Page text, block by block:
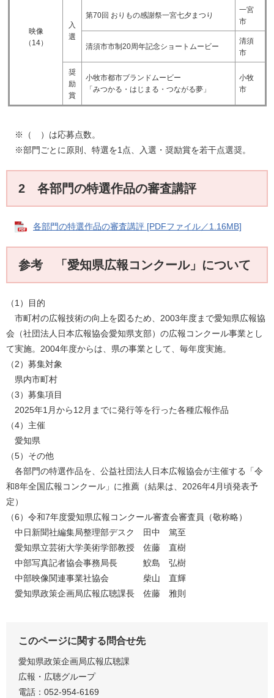
映像
（14）
入
選
第70回 おりもの感謝祭一宮七夕まつり​
一宮
市
清須市市制20周年記念ショートムービー​
清須
市
奨
励
賞
小牧市都市ブランドムービー
「みつかる・はじまる・つながる夢」
小牧
市
※（ ）は応募点数。
※部門ごとに原則、特選を1点、入選・奨励賞を若干点選奨。
2 各部門の特選作品の審査講評
各部門の特選作品の審査講評 [PDFファイル／1.16MB]
参考 「愛知県広報コンクール」について
（1）目的
市町村の広報技術の向上を図るため、2003年度まで愛知県広報協
会（社団法人日本広報協会愛知県支部）の広報コンクール事業とし
て実施。2004年度からは、県の事業として、毎年度実施。
（2）募集対象
県内市町村
（3）募集項目
2025年1月から12月までに発行等を行った各種広報作品
（4）主催
愛知県
（5）その他
各部門の特選作品を、公益社団法人日本広報協会が主催する「令
和8年全国広報コンクール」に推薦（結果は、2026年4月頃発表予
定）
（6）令和7年度愛知県広報コンクール審査会審査員（敬称略）
中日新聞社編集局整理部デスク 田中 篤至
​愛知県立芸術大学美術学部教授 佐藤 直樹
中部写真記者協会事務局長 鮫島 弘樹
中部映像関連事業社協会 柴山 直輝
愛知県政策企画局広報広聴課長 佐藤 雅則
このページに関する問合せ先
愛知県政策企画局広報広聴課
広報・広聴グループ
電話：052-954-6169